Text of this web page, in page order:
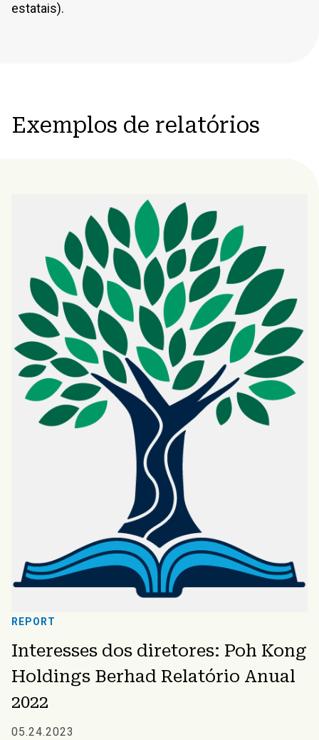
estatais).
Exemplos de relatórios
REPORT
Interesses dos diretores: Poh Kong
Holdings Berhad Relatório Anual
2022
05.24.2023